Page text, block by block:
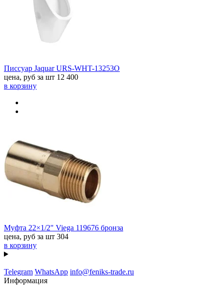
Писсуар Jaquar URS-WHT-13253O
цена, руб за шт 12 400
в корзину
Муфта 22×1/2" Viega 119676 бронза
цена, руб за шт 304
в корзину
Telegram WhatsApp info@feniks-trade.ru
Информация